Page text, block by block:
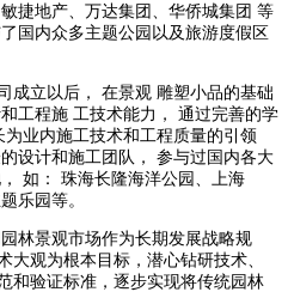
捷地产、万达集团、华侨城集团 等
国内众多主题公园以及旅游度假区
成立以后， 在景观 雕塑小品的基础
工程施 工技术能力， 通过完善的学
业内施工技术和工程质量的引领
设计和施工团队， 参与过国内各大
如： 珠海长隆海洋公园、上海
乐园等。
林景观市场作为长期发展战略规
大观为根本目标，潜心钻研技术、
和验证标准，逐步实现将传统园林